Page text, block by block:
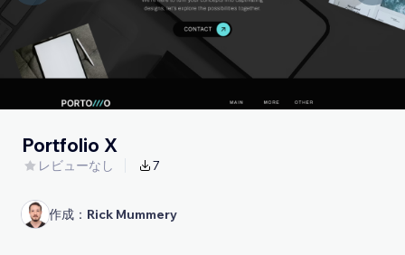
Portfolio X
レビューなし 7
作成： Rick Mummery